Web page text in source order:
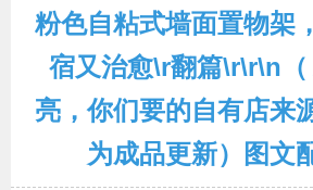
粉色自粘式墙面置物架
宿又治愈\r翻篇\r\r\n
亮，你们要的自有店来
为成品更新）图文